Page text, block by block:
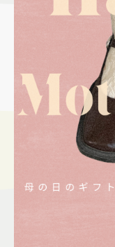
よくあるご
サイトマップ